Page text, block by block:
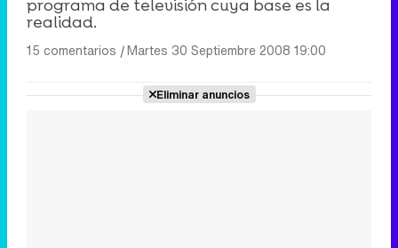
programa de televisión cuya base es la
realidad.
15 comentarios |Martes 30 Septiembre 2008 19:00
Eliminar anuncios